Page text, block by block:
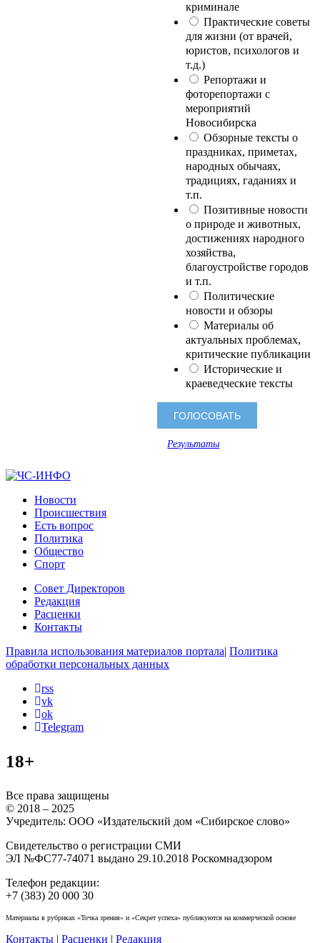
криминале
Практические советы
для жизни (от врачей,
юристов, психологов и
т.д.)
Репортажи и
фоторепортажи с
мероприятий
Новосибирска
Обзорные тексты о
праздниках, приметах,
народных обычаях,
традициях, гаданиях и
т.п.
Позитивные новости
о природе и животных,
достижениях народного
хозяйства,
благоустройстве городов
и т.п.
Политические
новости и обзоры
Материалы об
актуальных проблемах,
критические публикации
Исторические и
краеведческие тексты
Результаты
Новости
Происшествия
Есть вопрос
Политика
Общество
Спорт
Совет Директоров
Редакция
Расценки
Контакты
Правила использования материалов портала| Политика
обработки персональных данных
rss
vk
ok
Telegram
18+
Все права защищены
© 2018 – 2025
Учредитель: ООО «Издательский дом «Сибирское слово»
Свидетельство о регистрации СМИ
ЭЛ №ФС77-74071 выдано 29.10.2018 Роскомнадзором
Телефон редакции:
+7 (383) 20 000 30
Материалы в рубриках «Точка зрения» и «Секрет успеха» публикуются на коммерческой основе
Контакты | Расценки | Редакция